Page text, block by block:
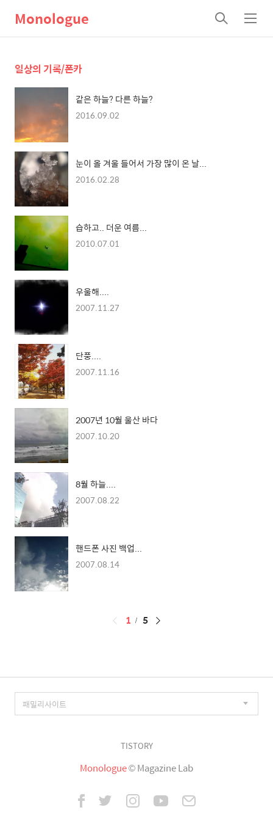
Monologue
검
색
메
뉴
일상의 기록/폰카
같은 하늘? 다른 하늘?
2016.09.02
눈이 올 겨울 들어서 가장 많이 온 날...
2016.02.28
습하고.. 더운 여름...
2010.07.01
우울해....
2007.11.27
단풍....
2007.11.16
2007년 10월 울산 바다
2007.10.20
8월 하늘....
2007.08.22
핸드폰 사진 백업...
2007.08.14
페
1 5
TISTORY
Monologue© Magazine Lab